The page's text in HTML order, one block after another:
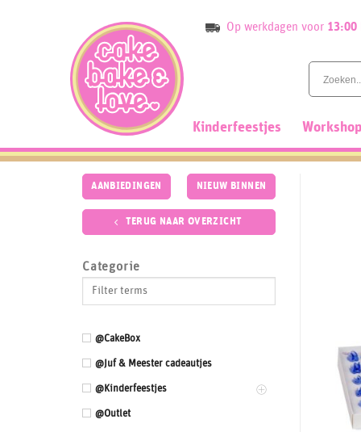
Op werkdagen voor 13:00
Kinderfeestjes
AANBIEDINGEN NIEUW BINNEN
TERUG NAAR OVERZICHT
Categorie
@CakeBox
@Juf & Meester cadeautjes
@Kinderfeestjes
@Outlet